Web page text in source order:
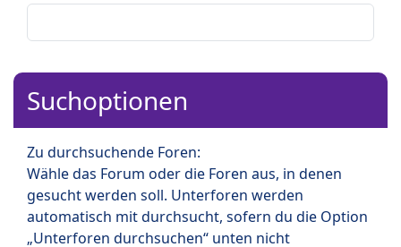
Suchoptionen
Zu durchsuchende Foren:
Wähle das Forum oder die Foren aus, in denen
gesucht werden soll. Unterforen werden
automatisch mit durchsucht, sofern du die Option
„Unterforen durchsuchen“ unten nicht